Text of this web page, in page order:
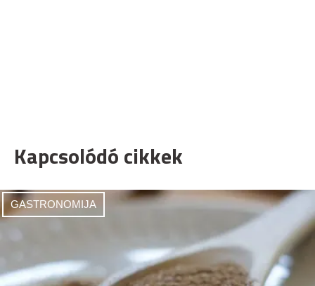
Kapcsolódó cikkek
GASTRONOMIJA